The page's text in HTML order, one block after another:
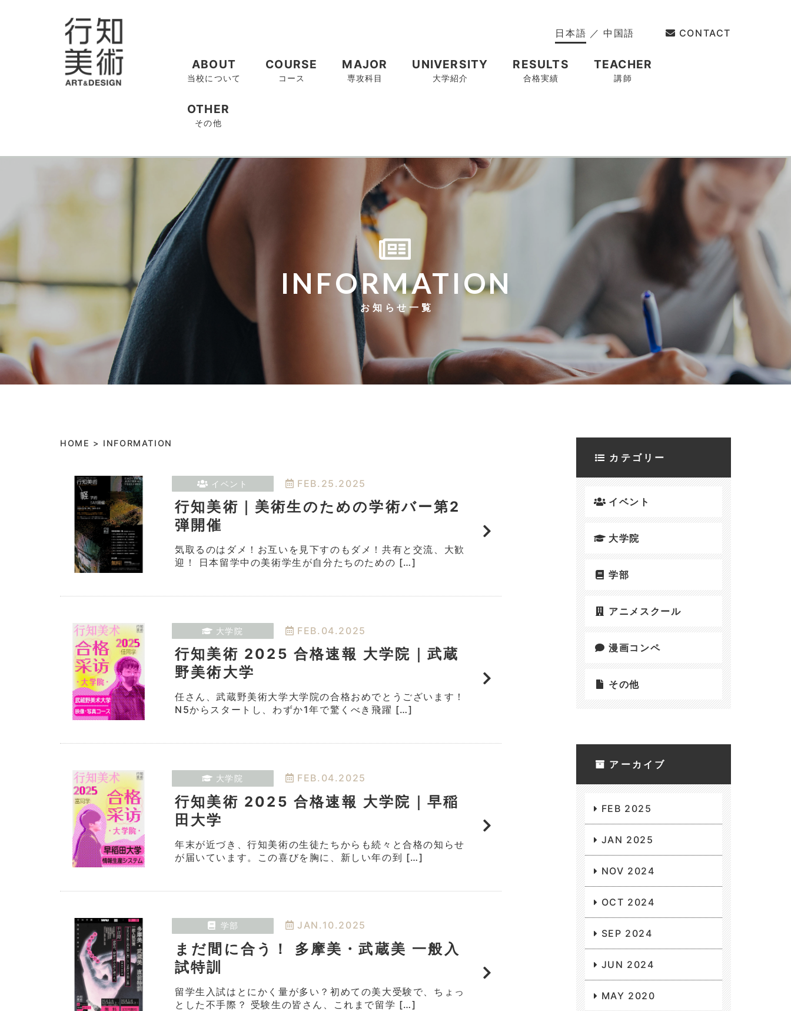
日本語 ／ 中国語 CONTACT
ABOUT
当校について
COURSE
コース
MAJOR
専攻科目
UNIVERSITY
大学紹介
RESULTS
合格実績
TEACHER
講師
OTHER
その他
INFORMATION
お知らせ一覧
HOME > INFORMATION
イベント FEB.25.2025
行知美術｜美術生のための学術バー第2
弾開催
気取るのはダメ！お互いを見下すのもダメ！共有と交流、大歓
迎！ 日本留学中の美術学生が自分たちのための […]
大学院 FEB.04.2025
行知美術 2025 合格速報 大学院｜武蔵
野美術大学
任さん、武蔵野美術大学大学院の合格おめでとうございます！
N5からスタートし、わずか1年で驚くべき飛躍 […]
大学院 FEB.04.2025
行知美術 2025 合格速報 大学院｜早稲
田大学
年末が近づき、行知美術の生徒たちからも続々と合格の知らせ
が届いています。この喜びを胸に、新しい年の到 […]
学部 JAN.10.2025
まだ間に合う！ 多摩美・武蔵美 一般入
試特訓
留学生入試はとにかく量が多い？初めての美大受験で、ちょっ
とした不手際？ 受験生の皆さん、これまで留学 […]
カテゴリー
イベント
大学院
学部
アニメスクール
漫画コンペ
その他
アーカイブ
FEB 2025
JAN 2025
NOV 2024
OCT 2024
SEP 2024
JUN 2024
MAY 2020